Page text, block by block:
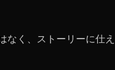
く、ストーリーに仕